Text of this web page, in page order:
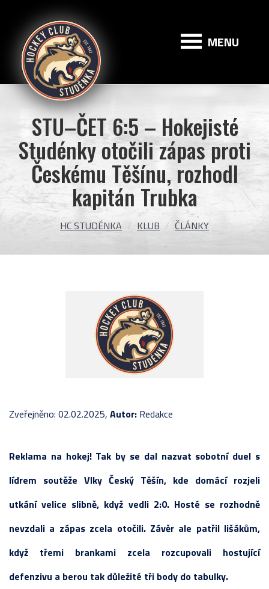
Studénka
MENU
STU–ČET 6:5 – Hokejisté
Studénky otočili zápas proti
Českému Těšínu, rozhodl
kapitán Trubka
HC STUDÉNKA KLUB ČLÁNKY
Zveřejněno: 02.02.2025, Autor: Redakce
Reklama na hokej! Tak by se dal nazvat sobotní duel s
lídrem soutěže Vlky Český Těšín, kde domácí rozjeli
utkání velice slibně, když vedli 2:0. Hosté se rozhodně
nevzdali a zápas zcela otočili. Závěr ale patřil lišákům,
když třemi brankami zcela rozcupovali hostující
defenzivu a berou tak důležité tři body do tabulky.